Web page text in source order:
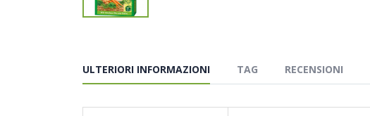
ULTERIORI INFORMAZIONI TAG RECENSIONI